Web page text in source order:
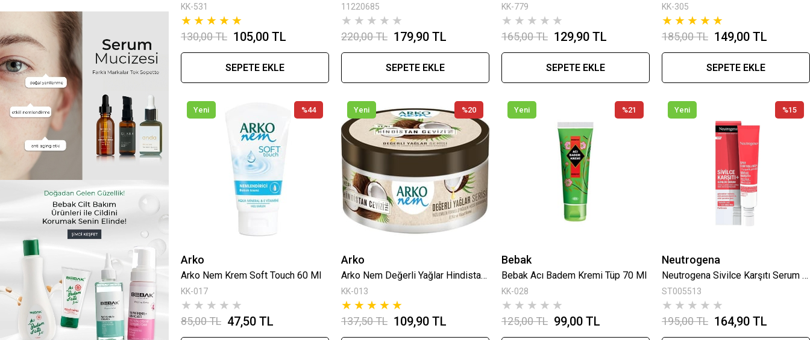
KK-531
★ ★ ★ ★ ★
105,00 TL
130,00 TL
SEPETE EKLE
11220685
★ ★ ★ ★ ★
179,90 TL
220,00 TL
SEPETE EKLE
KK-779
★ ★ ★ ★ ★
129,90 TL
165,00 TL
SEPETE EKLE
KK-305
★ ★ ★ ★ ★
149,00 TL
185,00 TL
SEPETE EKLE
%44
Yeni
Arko
Arko Nem Krem Soft Touch 60 Ml
KK-017
★ ★ ★ ★ ★
47,50 TL
85,00 TL
%20
Yeni
Arko
Arko Nem Değerli Yağlar Hindistan Cevizi 250 Ml
KK-013
★ ★ ★ ★ ★
109,90 TL
137,50 TL
%21
Yeni
Bebak
Bebak Acı Badem Kremi Tüp 70 Ml
KK-028
★ ★ ★ ★ ★
99,00 TL
125,00 TL
%15
Yeni
Neutrogena
Neutrogena Sivilce Karşıtı Serum 30 Ml
ST005513
★ ★ ★ ★ ★
164,90 TL
195,00 TL